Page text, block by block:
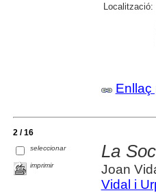
Localització:
Enllaç
2 / 16
seleccionar
imprimir
La
Joan
Vidal i